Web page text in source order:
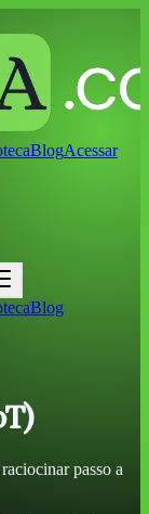
BlogAcessar
Blog
passo a